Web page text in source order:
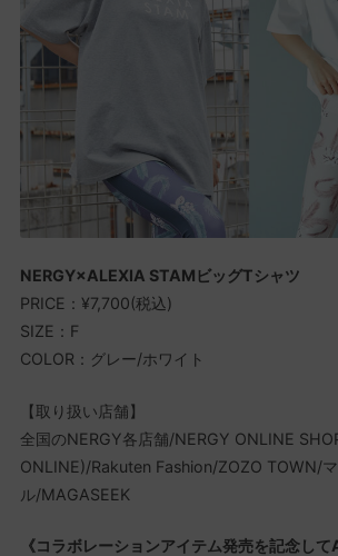
NERGY×ALEXIA STAMビッグTシャツ
PRICE：¥7,700(税込)
SIZE：F
COLOR：グレー/ホワイト
【取り扱い店舗】
全国のNERGY各店舗/NERGY ONLINE
ONLINE)/Rakuten Fashion/ZOZO TOWN/
ル/MAGASEEK
《コラボレーションアイテム発売を記念し